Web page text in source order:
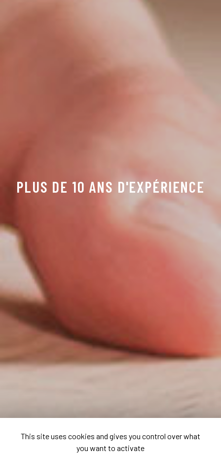
PLUS DE 10 ANS D'EXPÉRIENCE
This site uses cookies and gives you control over what
you want to activate